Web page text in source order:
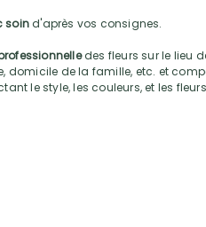
soind'après vos consignes.
des fleurs sur le lieu
domicile de la famille, etc. et
le style, les couleurs, et les